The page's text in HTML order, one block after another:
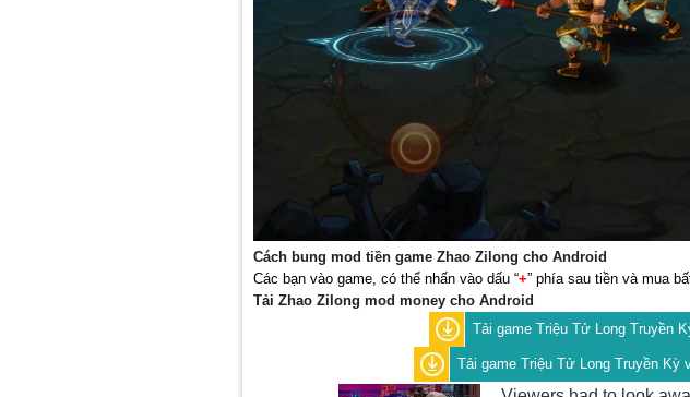
Cách bung mod tiền game Zhao Zilong cho Android
Các bạn vào game, có thể nhấn vào dấu “+” phía sau tiền và mua
Tải Zhao Zilong mod money cho Android
Tải game Triệu Tử Long Truyền
Tải game Triệu Tử Long Truyền Kỳ